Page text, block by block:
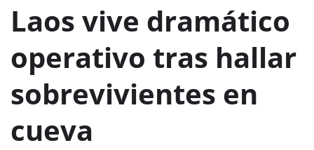
Laos vive dramático
operativo tras hallar
sobrevivientes en
cueva